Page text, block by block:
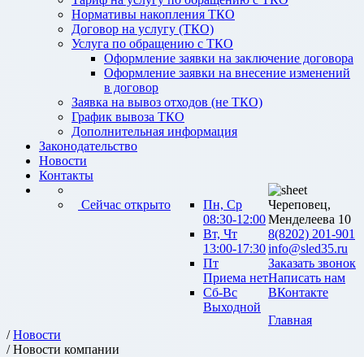
Нормативы накопления ТКО
Договор на услугу (ТКО)
Услуга по обращению с ТКО
Оформление заявки на заключение договора
Оформление заявки на внесение изменений
в договор
Заявка на вывоз отходов (не ТКО)
График вывоза ТКО
Дополнительная информация
Законодательство
Новости
Контакты
Сейчас открыто
Пн, Ср
08:30-12:00
Вт, Чт
13:00-17:30
Пт
Приема нет
Сб-Вс
Выходной
Череповец,
Менделеева 10
8(8202) 201-901
info@sled35.ru
Заказать звонок
Написать нам
ВКонтакте
Главная
/Новости
/ Новости компании